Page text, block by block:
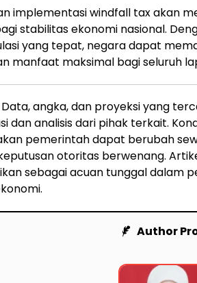
implementasi windfall tax akan
stabilitas ekonomi nasional.
yang tepat, negara dapat
manfaat maksimal bagi seluruh
angka, dan proyeksi yang
dan analisis dari pihak terkait.
pemerintah dapat berubah
otoritas berwenang.
sebagai acuan tunggal dalam
Author